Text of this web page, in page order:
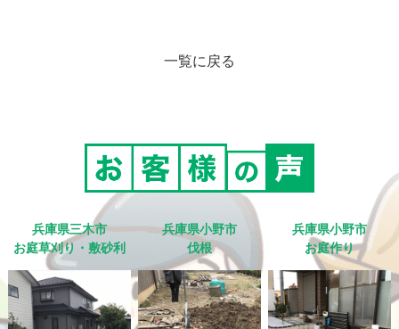
一覧に戻る
兵庫県三木市
お庭草刈り・敷砂利
兵庫県小野市
伐根
兵庫県小野市
お庭作り